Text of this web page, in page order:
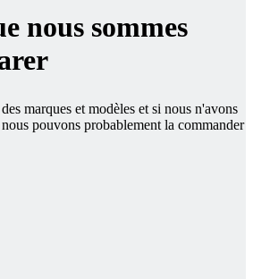
nous sommes
marques et modèles et si nous n'avons
pouvons probablement la commander